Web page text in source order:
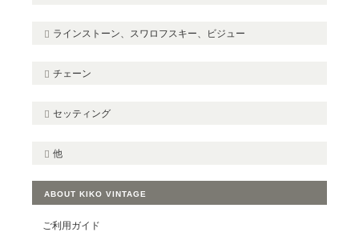
ラインストーン、スワロフスキー、ビジュー
チェーン
セッティング
他
ABOUT KIKO VINTAGE
ご利用ガイド